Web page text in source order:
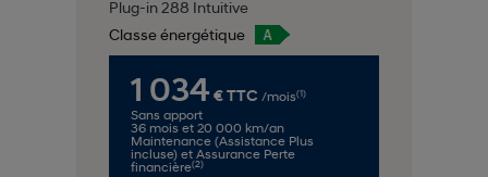
Plug-in 288 Intuitive
Classe énergétique
1 034 € TTC /mois(1)
Sans apport
36 mois et 20 000 km/an
Maintenance (Assistance Plus
incluse) et Assurance Perte
financière(2)